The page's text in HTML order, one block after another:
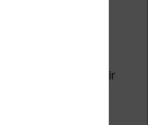
fait, vous allez voir
: Ebook